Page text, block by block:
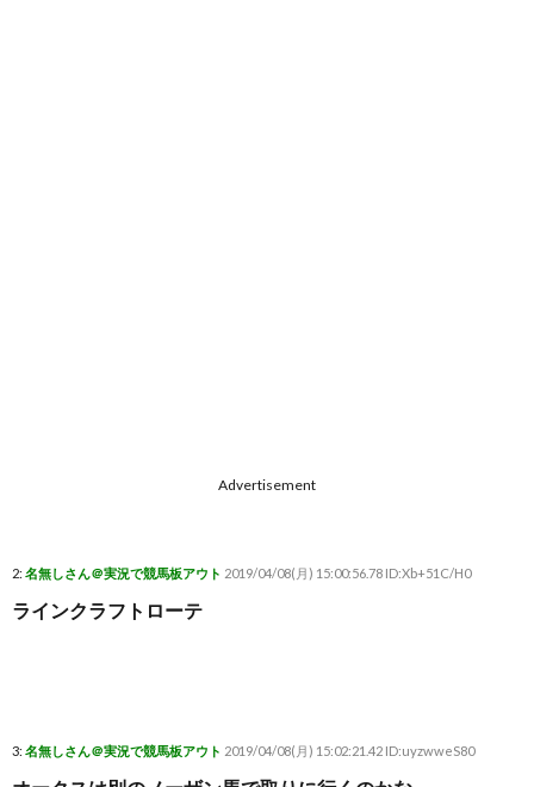
Advertisement
2: 名無しさん＠実況で競馬板アウト 2019/04/08(月) 15:00:56.78 ID:Xb+51C/H0
ラインクラフトローテ
3: 名無しさん＠実況で競馬板アウト 2019/04/08(月) 15:02:21.42 ID:uyzwweS80